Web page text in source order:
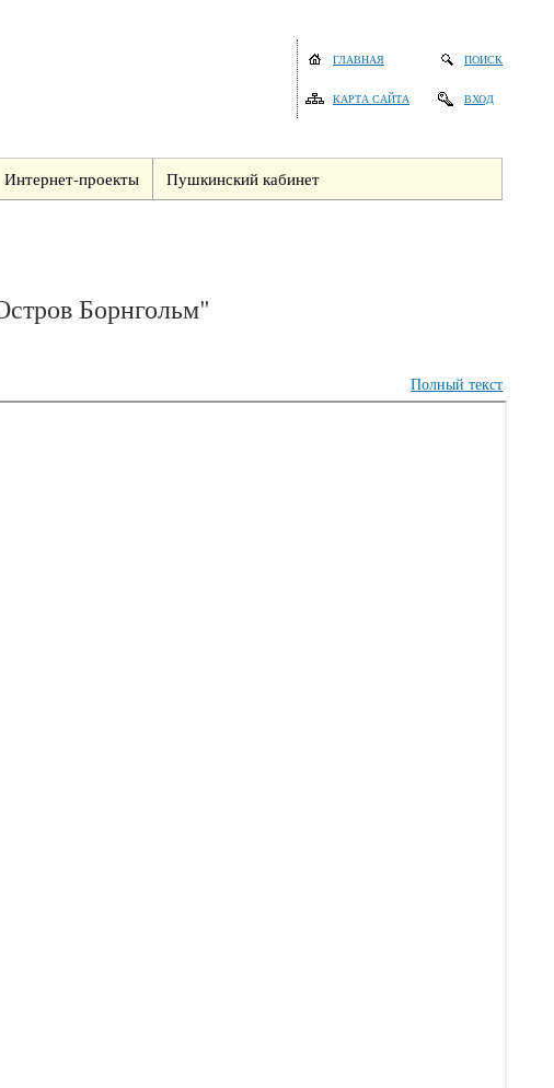
ГЛАВНАЯ
КАРТА САЙТА
ПОИСК
ВХОД
Интернет-проекты Пушкинский кабинет
Борнгольм"
Полный текст